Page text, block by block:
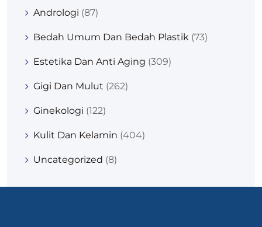
Andrologi (87)
Bedah Umum Dan Bedah Plastik (73)
Estetika Dan Anti Aging (309)
Gigi Dan Mulut (262)
Ginekologi (122)
Kulit Dan Kelamin (404)
Uncategorized (8)